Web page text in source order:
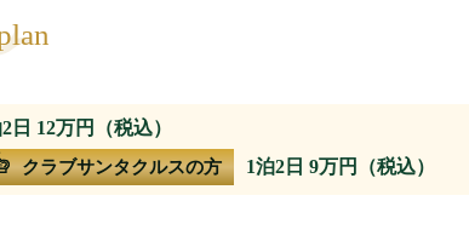
日 12万円（税込）
クラブサンタクルスの方 1泊2日 9万円（税込）